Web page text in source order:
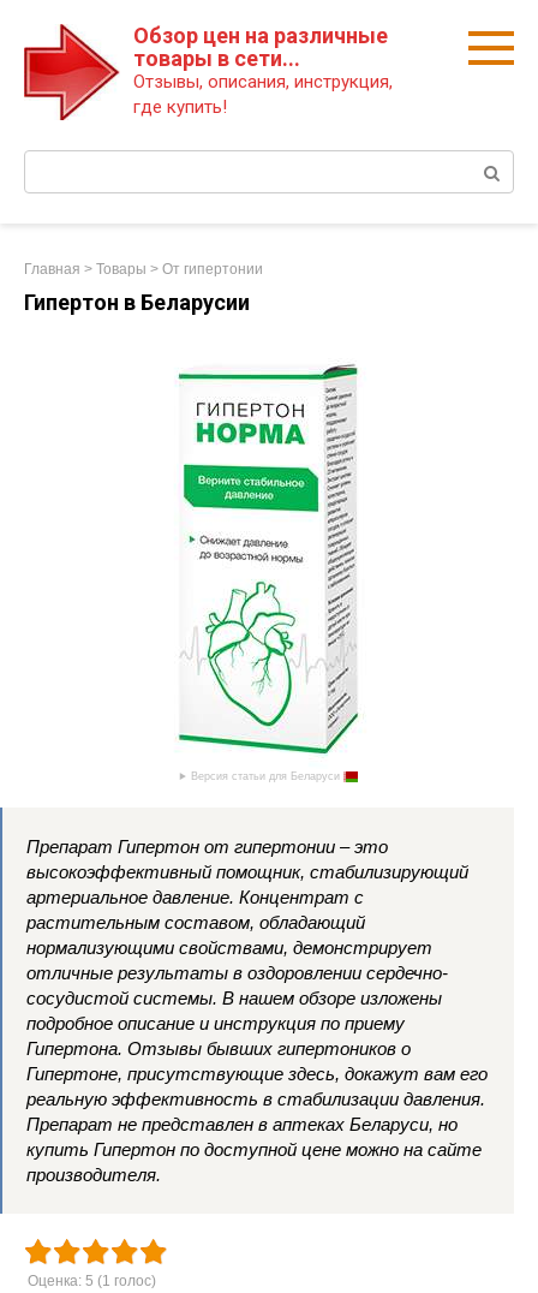
Обзор цен на различные
товары в сети...
Отзывы, описания, инструкция,
где купить!
Главная > Товары > От гипертонии
Гипертон в Беларусии
Версия статьи для Беларуси
Препарат Гипертон от гипертонии – это
высокоэффективный помощник, стабилизирующий
артериальное давление. Концентрат с
растительным составом, обладающий
нормализующими свойствами, демонстрирует
отличные результаты в оздоровлении сердечно-
сосудистой системы. В нашем обзоре изложены
подробное описание и инструкция по приему
Гипертона. Отзывы бывших гипертоников о
Гипертоне, присутствующие здесь, докажут вам его
реальную эффективность в стабилизации давления.
Препарат не представлен в аптеках Беларуси, но
купить Гипертон по доступной цене можно на сайте
производителя.
Оценка: 5 (1 голос)